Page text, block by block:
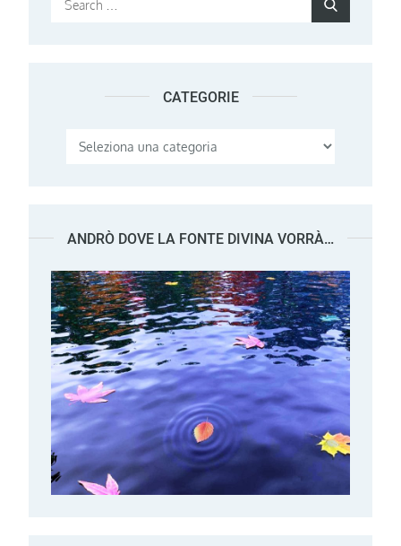
CATEGORIE
Categorie
ANDRÒ DOVE LA FONTE DIVINA VORRÀ…